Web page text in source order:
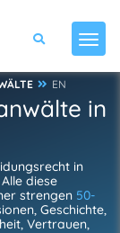
EN
in
in
diese
strengen 50-
Geschichte,
Vertrauen,